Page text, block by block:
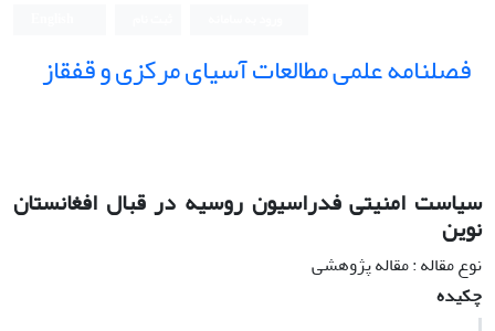
فصلنامه علمی مطالعات آسیای مرکزی و قفقاز
سیاست امنیتی فدراسیون روسیه در قبال افغانستان
نوین
نوع مقاله : مقاله پژوهشی
چکیده